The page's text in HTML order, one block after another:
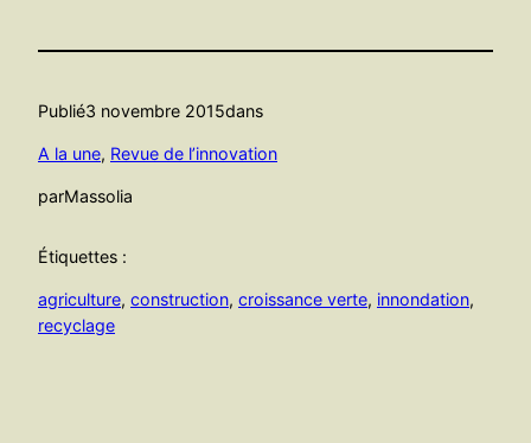
Publié3 novembre 2015dans
A la une, Revue de l’innovation
parMassolia
Étiquettes :
agriculture, construction, croissance verte, innondation
recyclage